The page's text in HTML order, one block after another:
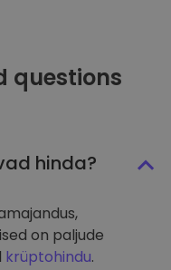
questions
hinda?
on paljude
krüptohindu.